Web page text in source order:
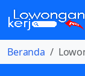
Beranda